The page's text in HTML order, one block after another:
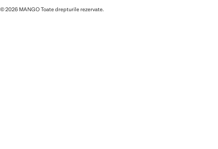
© 2026 MANGO Toate drepturile rezervate.